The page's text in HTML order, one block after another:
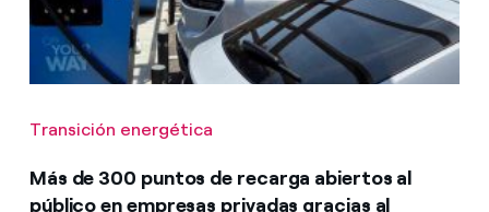
Transición energética
Más de 300 puntos de recarga abiertos al
público en empresas privadas gracias al